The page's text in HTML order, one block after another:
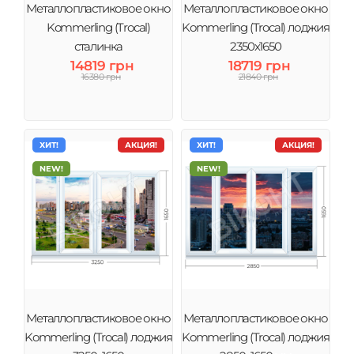
Металлопластиковое окно
Kommerling (Trocal)
сталинка
14819 грн
16380 грн
Металлопластиковое окно
Kommerling (Trocal) лоджия
2350х1650
18719 грн
21840 грн
АКЦИЯ!
ХИТ!
NEW!
Металлопластиковое окно
Kommerling (Trocal) лоджия
АКЦИЯ!
ХИТ!
NEW!
Металлопластиковое окно
Kommerling (Trocal) лоджия